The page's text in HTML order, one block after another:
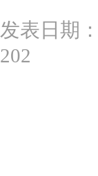
发表日期
202